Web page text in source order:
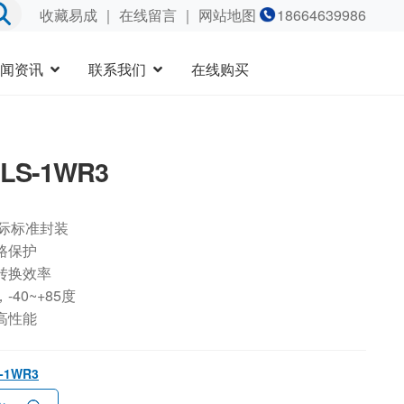
收藏易成｜ 在线留言｜ 网站地图 18664639986
资讯 联系我们 在线购买
1WR3
标准封装
保护
换效率
-40~+85度
性能